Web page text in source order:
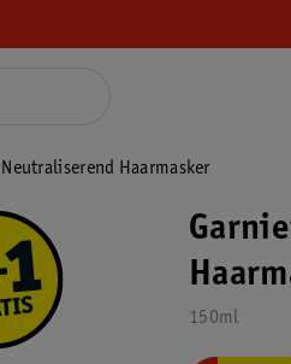
Haarmasker
150ml